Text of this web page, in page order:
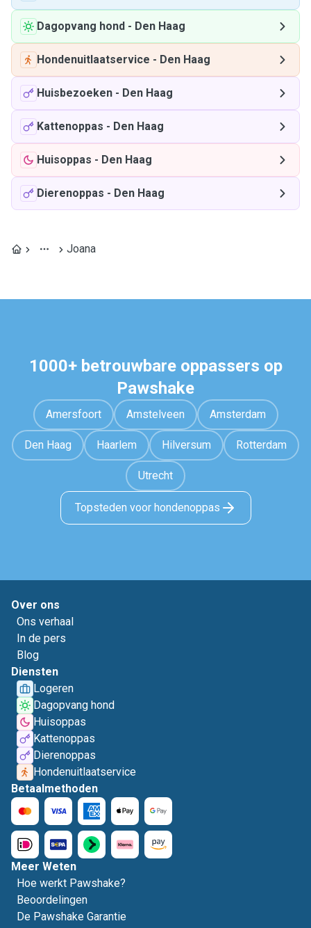
Dagopvang hond - Den Haag
Hondenuitlaatservice - Den Haag
Huisbezoeken - Den Haag
Kattenoppas - Den Haag
Huisoppas - Den Haag
Dierenoppas - Den Haag
Joana
1000+ betrouwbare oppassers op
Pawshake
Amersfoort Amstelveen Amsterdam
Den Haag Haarlem Hilversum Rotterdam
Utrecht
Topsteden voor hondenoppas
Over ons
Ons verhaal
In de pers
Blog
Diensten
Logeren
Dagopvang hond
Huisoppas
Kattenoppas
Dierenoppas
Hondenuitlaatservice
Betaalmethoden
Meer Weten
Hoe werkt Pawshake?
Beoordelingen
De Pawshake Garantie